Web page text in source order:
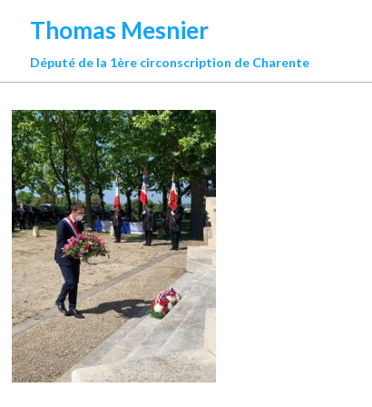
Thomas Mesnier
Député de la 1ère circonscription de Charente